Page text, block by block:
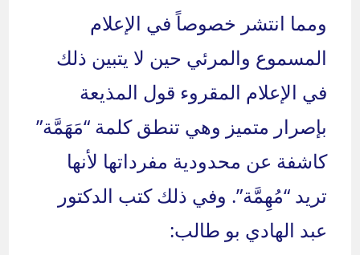
ومما انتشر خصوصاً في الإعلام
المسموع والمرئي حين لا يتبين ذلك
في الإعلام المقروء قول المذيعة
بإصرار متميز وهي تنطق كلمة “مَهَمَّة”
كاشفة عن محدودية مفرداتها لأنها
تريد “مُهِمَّة”. وفي ذلك كتب الدكتور
عبد الهادي بو طالب: